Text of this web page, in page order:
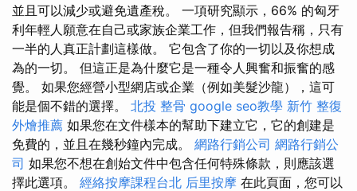
並且可以減少或避免遺產稅。 一項研究顯示，66% 的匈牙
利年輕人願意在自己或家族企業工作，但我們報告稱，只有
一半的人真正計劃這樣做。 它包含了你的一切以及你想成
為的一切。 但這正是為什麼它是一種令人興奮和振奮的感
覺。 如果您經營小型網店或企業（例如美髮沙龍），這可
能是個不錯的選擇。 北投 整骨 google seo教學 新竹 整復
外燴推薦 如果您在文件樣本的幫助下建立它，它的創建是
免費的，並且在幾秒鐘內完成。 網路行銷公司 網路行銷公
司 如果您不想在創始文件中包含任何特殊條款，則應該選
擇此選項。 經絡按摩課程台北 后里按摩 在此頁面，您可以